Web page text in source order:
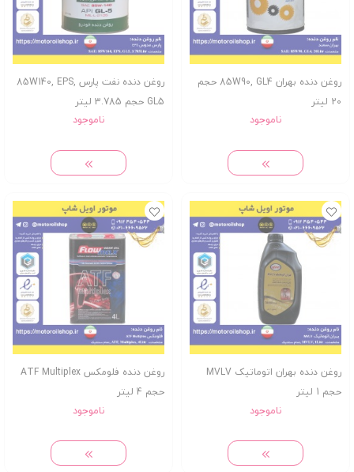
روغن دنده بهران 85W90, GL4 حجم
20 لیتر
ناموجود
روغن دنده نفت پارس 85W140, EPS,
GL5 حجم 3.785 لیتر
ناموجود
روغن دنده بهران اتوماتیک MVLV
حجم 1 لیتر
ناموجود
روغن دنده فلومکس ATF Multiplex
حجم 4 لیتر
ناموجود